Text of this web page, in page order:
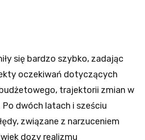
się bardzo szybko, zadając
oczekiwań dotyczących
trajektorii zmian w
dwóch latach i sześciu
związane z narzuceniem
dozy realizmu